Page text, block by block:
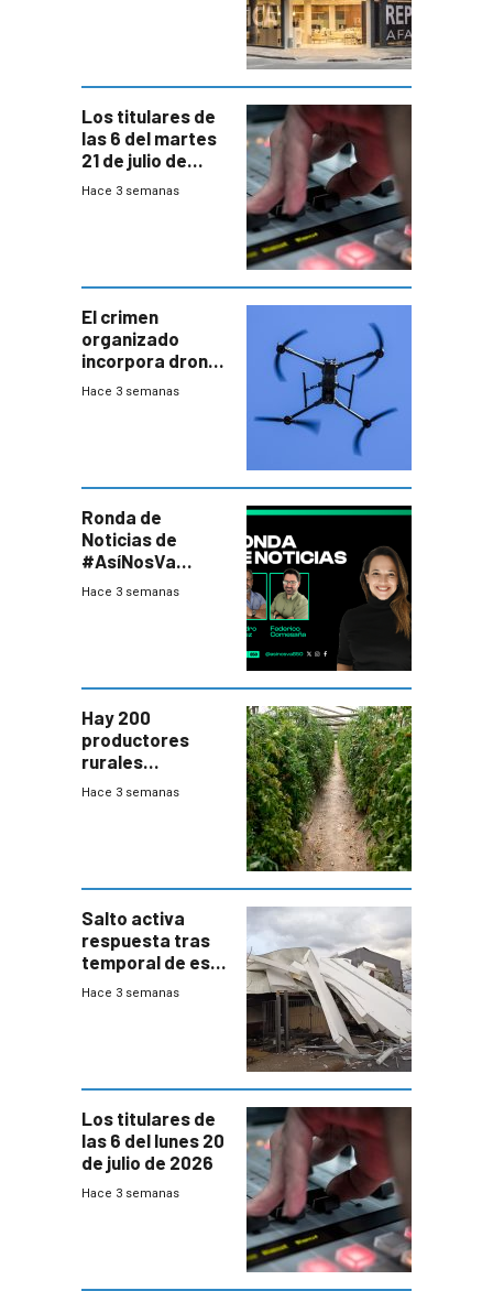
Los titulares de
las 6 del martes
21 de julio de
2026
Hace 3 semanas
El crimen
organizado
incorpora drones
y abre un nuevo
Hace 3 semanas
Ronda de
Noticias de
#AsíNosVa
(20/7/26)
Hace 3 semanas
Hay 200
productores
rurales
afectados tras
Hace 3 semanas
Salto activa
respuesta tras
temporal de este
sábado con
Hace 3 semanas
Los titulares de
las 6 del lunes 20
de julio de 2026
Hace 3 semanas